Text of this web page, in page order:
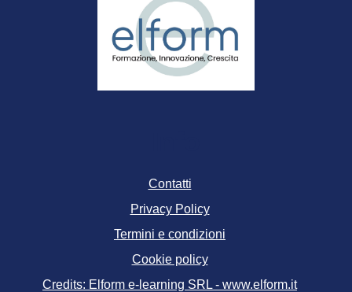
Contatti
Privacy Policy
Termini e condizioni
Cookie policy
Credits: Elform e-learning SRL - www.elform.it